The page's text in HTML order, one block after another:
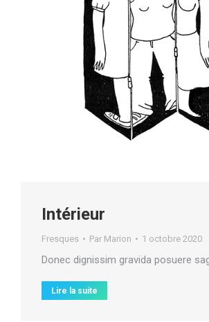
Intérieur
Fresques Par Marion 1 octobre 2020
Donec dignissim gravida posuere
Lire la suite